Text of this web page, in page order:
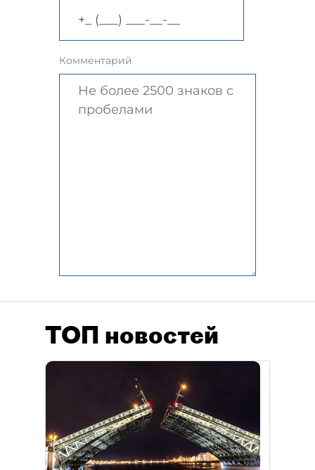
Комментарий
ТОП новостей